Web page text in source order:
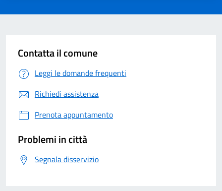
Contatta il comune
Leggi le domande frequenti
Richiedi assistenza
Prenota appuntamento
Problemi in città
Segnala disservizio